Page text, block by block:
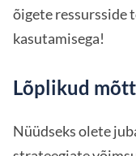
õigete ressursside
kasutamisega!
Lõplikud
Nüüdseks olete